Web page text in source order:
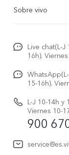
X300
V70 5G
V70 FE
Y31 5G
Autenticación de
Gestión de
Manual de
Actualización de
Actualizar
Instrucciones de
Sobre vivo
Netiqueta vivo
Avisos legales
Acerca de
Sostenibilidad
Centro de
Live chat(L-
16h).
15-16h).
L-J 10-14h y
Viernes 10-
900